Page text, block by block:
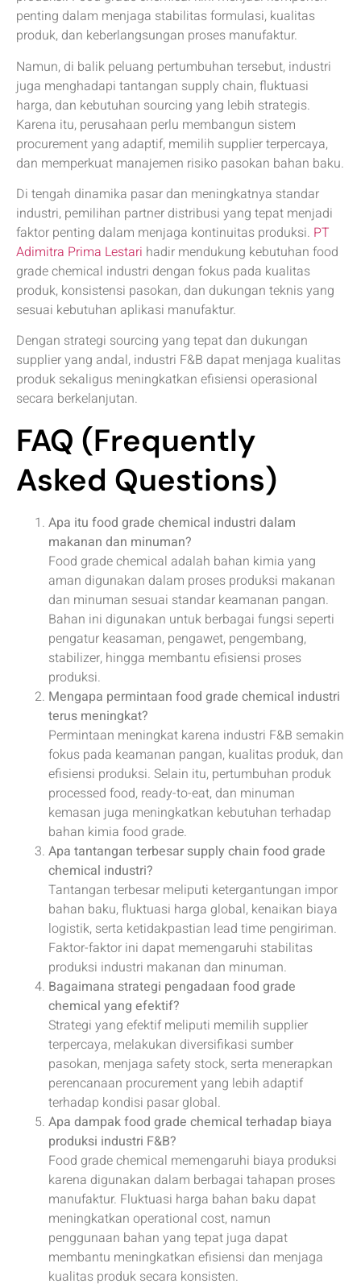
penting dalam menjaga stabilitas formulasi, kualitas
produk, dan keberlangsungan proses manufaktur.
Namun, di balik peluang pertumbuhan tersebut, industri
juga menghadapi tantangan supply chain, fluktuasi
harga, dan kebutuhan sourcing yang lebih strategis.
Karena itu, perusahaan perlu membangun sistem
procurement yang adaptif, memilih supplier terpercaya,
dan memperkuat manajemen risiko pasokan bahan baku.
Di tengah dinamika pasar dan meningkatnya standar
industri, pemilihan partner distribusi yang tepat menjadi
faktor penting dalam menjaga kontinuitas produksi. PT
Adimitra Prima Lestari hadir mendukung kebutuhan food
grade chemical industri dengan fokus pada kualitas
produk, konsistensi pasokan, dan dukungan teknis yang
sesuai kebutuhan aplikasi manufaktur.
Dengan strategi sourcing yang tepat dan dukungan
supplier yang andal, industri F&B dapat menjaga kualitas
produk sekaligus meningkatkan efisiensi operasional
secara berkelanjutan.
FAQ (Frequently
Asked Questions)
Apa itu food grade chemical industri dalam
makanan dan minuman?
Food grade chemical adalah bahan kimia yang
aman digunakan dalam proses produksi makanan
dan minuman sesuai standar keamanan pangan.
Bahan ini digunakan untuk berbagai fungsi seperti
pengatur keasaman, pengawet, pengembang,
stabilizer, hingga membantu efisiensi proses
produksi.
Mengapa permintaan food grade chemical industri
terus meningkat?
Permintaan meningkat karena industri F&B semakin
fokus pada keamanan pangan, kualitas produk, dan
efisiensi produksi. Selain itu, pertumbuhan produk
processed food, ready-to-eat, dan minuman
kemasan juga meningkatkan kebutuhan terhadap
bahan kimia food grade.
Apa tantangan terbesar supply chain food grade
chemical industri?
Tantangan terbesar meliputi ketergantungan impor
bahan baku, fluktuasi harga global, kenaikan biaya
logistik, serta ketidakpastian lead time pengiriman.
Faktor-faktor ini dapat memengaruhi stabilitas
produksi industri makanan dan minuman.
Bagaimana strategi pengadaan food grade
chemical yang efektif?
Strategi yang efektif meliputi memilih supplier
terpercaya, melakukan diversifikasi sumber
pasokan, menjaga safety stock, serta menerapkan
perencanaan procurement yang lebih adaptif
terhadap kondisi pasar global.
Apa dampak food grade chemical terhadap biaya
produksi industri F&B?
Food grade chemical memengaruhi biaya produksi
karena digunakan dalam berbagai tahapan proses
manufaktur. Fluktuasi harga bahan baku dapat
meningkatkan operational cost, namun
penggunaan bahan yang tepat juga dapat
membantu meningkatkan efisiensi dan menjaga
kualitas produk secara konsisten.